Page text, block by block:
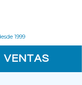
desde 1999
VENTAS